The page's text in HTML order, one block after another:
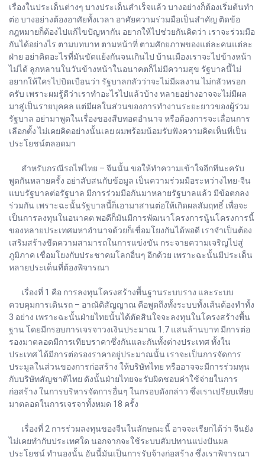
เรื่องในประเด็นต่างๆ บางประเด็นสำเร็จแล้ว บางอย่างก็ต้องเริ่มต้นทำ
ต่อ บางอย่างต้องอาศัยทั้งเวลา อาศัยความร่วมมือเป็นสำคัญ ติดข้อ
กฎหมายก็ต้องไปแก้ไขปัญหากัน อยากให้ไปช่วยกันคิดว่า เราจะร่วมมือ
กันได้อย่างไร ตามบทบาท ตามหน้าที่ ตามศักยภาพของแต่ละคนแต่ละ
ฝ่าย อย่าคิดอะไรที่มันขัดแย้งกันจนเกินไป บ้านเมืองเราจะไปข้างหน้า
ไม่ได้ ลูกหลานในวันข้างหน้าในอนาคตก็ไม่มีความสุข รัฐบาลนี้ไม่
อยากให้ใครไปบิดเบือนว่า รัฐบาลกลัวว่าจะไม่มีผลงาน ไม่กลัวหรอก
ครับ เพราะผมรู้ดีว่าเราทำอะไรไปแล้วบ้าง หลายอย่างอาจจะไม่มีผล
มาสู่เป็นรายบุคคล แต่มีผลในส่วนของการทำงานระยะยาวของผู้ร่วม
รัฐบาล อย่ามาพูดในเรื่องของสืบทอดอำนาจ หรือต้องการจะเลื่อนการ
เลือกตั้ง ไม่เคยคิดอย่างนั้นเลย ผมพร้อมน้อมรับฟังความคิดเห็นที่เป็น
ประโยชน์ตลอดมา
สำหรับกรณีรถไฟไทย – จีนนั้น ขอให้ทำความเข้าใจอีกทีนะครับ
พูดกันหลายครั้ง อย่าสับสนกับข้อมูล เป็นความร่วมมือระหว่างไทย-จีน
แบบรัฐบาลต่อรัฐบาล มีการร่วมมือกันมาหลายรัฐบาลแล้ว มีข้อตกลง
ร่วมกัน เพราะฉะนั้นรัฐบาลนี้ก็เอามาสานต่อให้เกิดผลสัมฤทธิ์ เพื่อจะ
เป็นการลงทุนในอนาคต พอดีก็มันมีการพัฒนาโครงการนู้นโครงการนี้
ของหลายประเทศมหาอำนาจด้วยก็เชื่อมโยงกันได้พอดี เราจำเป็นต้อง
เสริมสร้างขีดความสามารถในการแข่งขัน กระจายความเจริญไปสู่
ภูมิภาค เชื่อมโยงกับประชาคมโลกอื่นๆ อีกด้วย เพราะฉะนั้นมีประเด็น
หลายประเด็นที่ต้องพิจารณา
เรื่องที่ 1 คือ การลงทุนโครงสร้างพื้นฐานระบบราง และระบบ
ควบคุมการเดินรถ – อาณัติสัญญาณ คือพูดถึงทั้งระบบทั้งเส้นต้องทำทั้ง
3 อย่าง เพราะฉะนั้นฝ่ายไทยนั้นได้ตัดสินใจจะลงทุนในโครงสร้างพื้น
ฐาน โดยมีกรอบการเจรจาวงเงินประมาณ 1.7 แสนล้านบาท มีการต่อ
รองมาตลอดมีการเทียบราคาซึ่งกันและกันทั้งต่างประเทศ ทั้งใน
ประเทศ ได้มีการต่อรองราคาอยู่ประมาณนั้น เราจะเป็นการจัดการ
ประมูลในส่วนของการก่อสร้าง ให้บริษัทไทย หรืออาจจะมีการร่วมทุน
กับบริษัทสัญชาติไทย ดังนั้นฝ่ายไทยจะรับผิดชอบค่าใช้จ่ายในการ
ก่อสร้าง ในการบริหารจัดการอื่นๆ ในกรอบดังกล่าว ซึ่งเราเปรียบเทียบ
มาตลอดในการเจรจาทั้งหมด 18 ครั้ง
เรื่องที่ 2 การร่วมลงทุนของจีนในลักษณะนี้ อาจจะเรียกได้ว่า จีนยัง
ไม่เคยทำกับประเทศใด นอกจากจะใช้ระบบสัมปทานแบ่งปันผล
ประโยชน์ ทำนองนั้น อันนี้มันเป็นการรับจ้างก่อสร้าง ซึ่งเราพิจารณา